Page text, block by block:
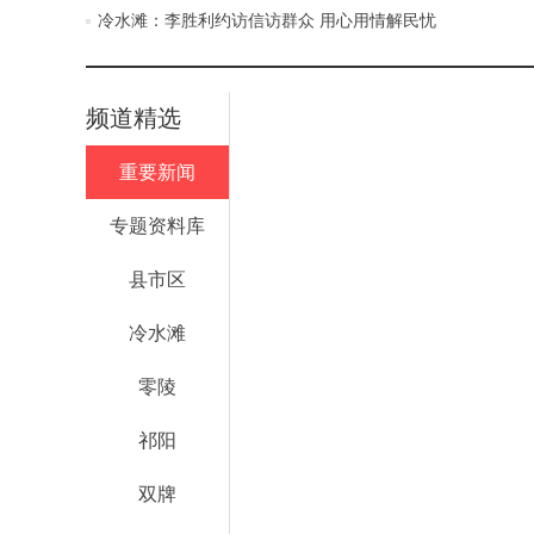
冷水滩：李胜利约访信访群众 用心用情解民忧
频道精选
重要新闻
专题资料库
县市区
冷水滩
零陵
祁阳
双牌